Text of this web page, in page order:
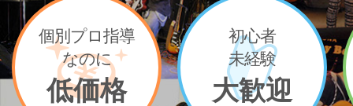
個別プロ指導
なのに
低価格
初心者
未経験
大歓迎